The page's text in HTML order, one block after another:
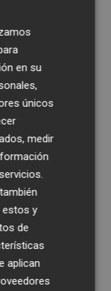
pretemporada
en Mestalla
de
en su
únicos
medir
también
estos y
de
aplican